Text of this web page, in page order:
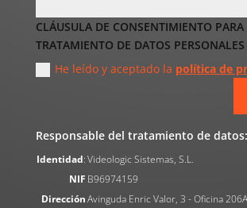
CLÁUSULA DE CONSENTIMIENTO PARA
TRATAMIENTO DE DATOS PERSONALES
He leído y aceptado la política de
Responsable del tratamiento de datos:
Identidad:Videologic Sistemas, S.L.
NIF B96974159
DirecciónAvinguda Enric Valor, 3 - Oficina 206A